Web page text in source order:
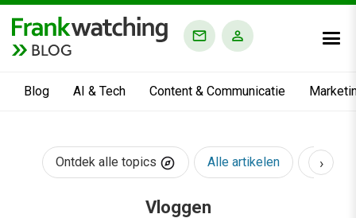
BLOG
Blog AI & Tech Content & Communicatie
Ontdek alle topics Alle artikelen AI &
›
Vloggen